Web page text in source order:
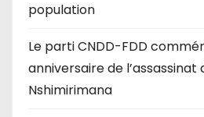
population
Le parti CNDD-FDD
anniversaire de l’assassinat
Nshimirimana